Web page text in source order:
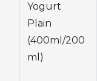
Yogurt
Plain
(400ml/200
ml)